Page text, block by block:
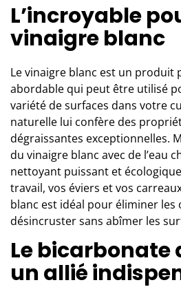
L’incroyable
vinaigre blanc
Le vinaigre blanc est un produit
abordable qui peut être utilisé
variété de surfaces dans votre
naturelle lui confère des
dégraissantes exceptionnelles.
du vinaigre blanc avec de l’eau
nettoyant puissant et
travail, vos éviers et vos
blanc est idéal pour éliminer les
désincruster sans abîmer les
Le bicarbonate
un allié